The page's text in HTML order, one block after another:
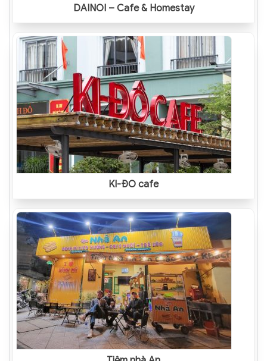
DAINOI – Cafe & Homestay
KI-ĐÔ cafe